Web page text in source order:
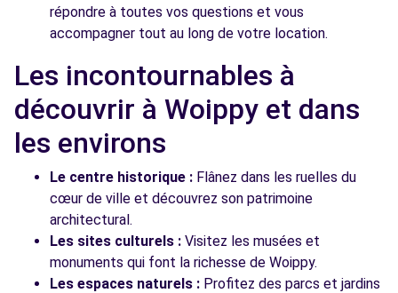
répondre à toutes vos questions et vous
accompagner tout au long de votre location.
Les incontournables à
découvrir à Woippy et dans
les environs
Le centre historique : Flânez dans les ruelles du
cœur de ville et découvrez son patrimoine
architectural.
Les sites culturels : Visitez les musées et
monuments qui font la richesse de Woippy.
Les espaces naturels : Profitez des parcs et jardins